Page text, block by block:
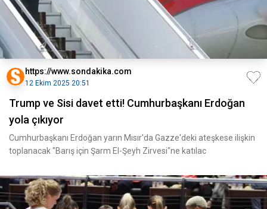
https://www.sondakika.com
12 Ekim 2025 20:51
Trump ve Sisi davet etti! Cumhurbaşkanı Erdoğan
yola çıkıyor
Cumhurbaşkanı Erdoğan yarın Mısır'da Gazze'deki ateşkese ilişkin
toplanacak "Barış için Şarm El-Şeyh Zirvesi"ne katılac